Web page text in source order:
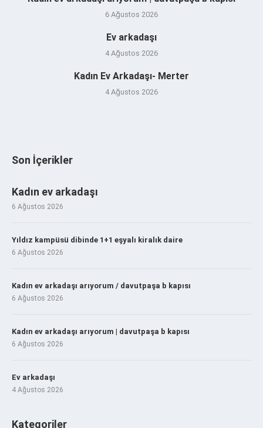
6 Ağustos 2026
Ev arkadaşı
4 Ağustos 2026
Kadın Ev Arkadaşı- Merter
4 Ağustos 2026
Son İçerikler
Kadın ev arkadaşı
6 Ağustos 2026
Yıldız kampüsü dibinde 1+1 eşyalı kiralık daire
6 Ağustos 2026
Kadın ev arkadaşı arıyorum / davutpaşa b kapısı
6 Ağustos 2026
Kadın ev arkadaşı arıyorum | davutpaşa b kapısı
6 Ağustos 2026
Ev arkadaşı
4 Ağustos 2026
Kategoriler